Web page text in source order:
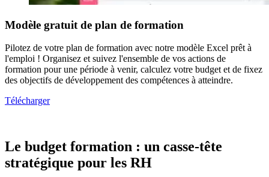
Modèle gratuit de plan de formation
Pilotez de votre plan de formation avec notre modèle Excel prêt à
l'emploi ! Organisez et suivez l'ensemble de vos actions de
formation pour une période à venir, calculez votre budget et de fixez
des objectifs de développement des compétences à atteindre.
Télécharger
Le budget formation : un casse-tête
stratégique pour les RH